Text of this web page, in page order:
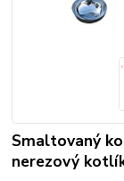
Smaltovaný
nerezový